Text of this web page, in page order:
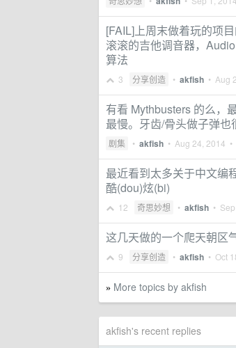
[FAIL]上周末做着玩的项
滚滚的吉他调音器，
算法
3 分享创造 • akfish • Aug
有看 Mythbusters 的么，
最慢。牙齿/骨头做子弹
剧集 • akfish • Aug 24, 2014
最近看到太多关于中文编
酷(dou)炫(bi)
12 奇思妙想 • akfish •
这几天做的一个爬天朝区
9 分享创造 • akfish • Oct
» More topics by akfish
akfish's recent replies